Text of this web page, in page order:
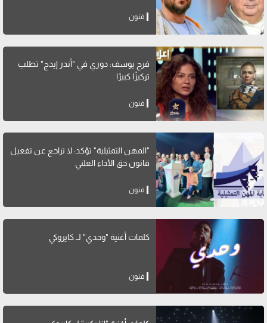
فنون
فرح يوسف: دوري في "أندر إيدج" تطلب
تركيزًا كبيرًا
فنون
"المهن التمثيلية" تؤكد: لا تراجع عن تفعيل
قانون حق الأداء العلني
فنون
كلمات أغنية "وحدي" لــ كايروكي
فنون